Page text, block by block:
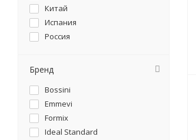
Китай
Испания
Россия
Бренд
Bossini
Emmevi
Formix
Ideal Standard